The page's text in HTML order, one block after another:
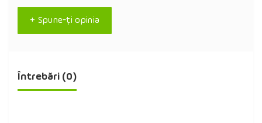
+ Spune-ţi opinia
Întrebări (0)